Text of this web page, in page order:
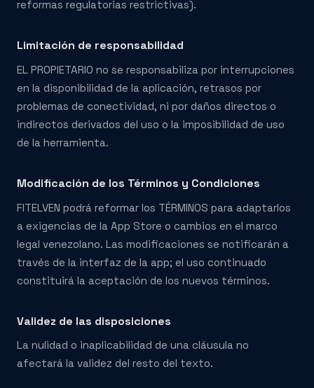
reformas regulatorias restrictivas).
Limitación de responsabilidad
EL PROPIETARIO no se responsabiliza por interrupciones
en la disponibilidad de la aplicación, retrasos por
problemas de conectividad, ni por daños directos o
indirectos derivados del uso o la imposibilidad de uso
de la herramienta.
Modificación de los Términos y Condiciones
FITELVEN podrá reformar los TÉRMINOS para adaptarlos
a exigencias de la App Store o cambios en el marco
legal venezolano. Las modificaciones se notificarán a
través de la interfaz de la app; el uso continuado
constituirá la aceptación de los nuevos términos.
Validez de las disposiciones
La nulidad o inaplicabilidad de una cláusula no
afectará la validez del resto del texto.